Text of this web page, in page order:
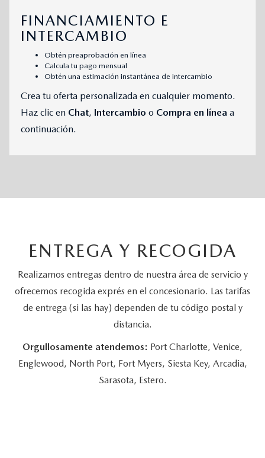
FINANCIAMIENTO E
INTERCAMBIO
Obtén preaprobación en línea
Calcula tu pago mensual
Obtén una estimación instantánea de intercambio
Crea tu oferta personalizada en cualquier momento.
Haz clic en Chat, Intercambio o Compra en línea a
continuación.
ENTREGA Y RECOGIDA
Realizamos entregas dentro de nuestra área de servicio y
ofrecemos recogida exprés en el concesionario. Las tarifas
de entrega (si las hay) dependen de tu código postal y
distancia.
Orgullosamente atendemos: Port Charlotte, Venice,
Englewood, North Port, Fort Myers, Siesta Key, Arcadia,
Sarasota, Estero.